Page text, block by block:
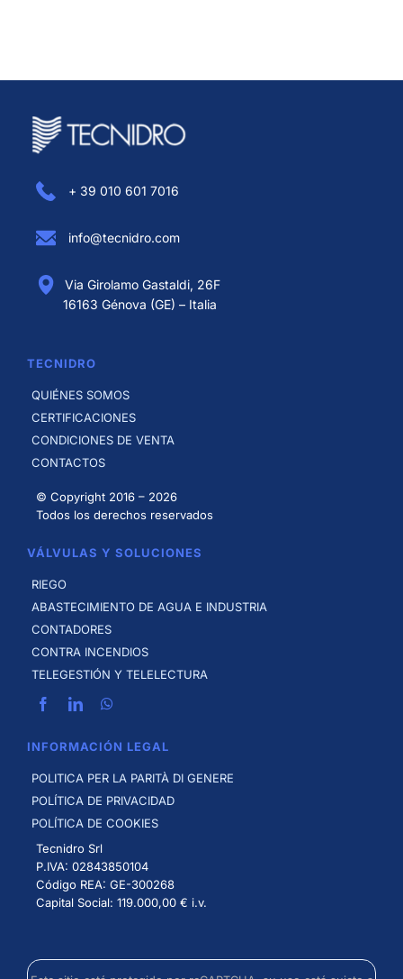
+ 39 010 601 7016
info@tecnidro.com
Via Girolamo Gastaldi, 26F
16163 Génova (GE) – Italia
TECNIDRO
QUIÉNES SOMOS
CERTIFICACIONES
CONDICIONES DE VENTA
CONTACTOS
© Copyright 2016 – 2026
Todos los derechos reservados
VÁLVULAS Y SOLUCIONES
RIEGO
ABASTECIMIENTO DE AGUA E INDUSTRIA
CONTADORES
CONTRA INCENDIOS
TELEGESTIÓN Y TELELECTURA
INFORMACIÓN LEGAL
POLITICA PER LA PARITÀ DI GENERE
POLÍTICA DE PRIVACIDAD
POLÍTICA DE COOKIES
Tecnidro Srl
P.IVA: 02843850104
Código REA: GE-300268
Capital Social: 119.000,00 € i.v.